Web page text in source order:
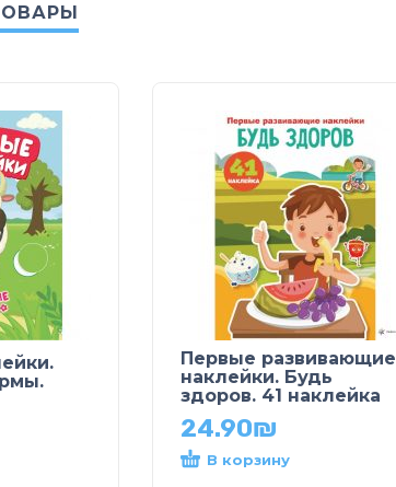
Первые развивающие
наклейки. Будь
здоров. 41 наклейка
24.90₪
В корзину